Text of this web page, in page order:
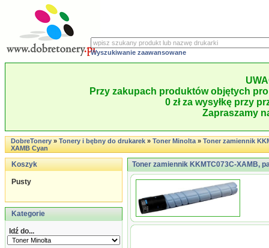
Wyszukiwanie zaawansowane
Przy zakupach produktów objętych
0 zł za wysyłkę przy
Zapraszamy
DobreTonery»Tonery i bębny do drukarek»Toner Minolta»Toner zamiennik
XAMB Cyan
Koszyk
Pusty
Kategorie
Idź do...
Toner zamiennik KKMTC073C-XAMB,